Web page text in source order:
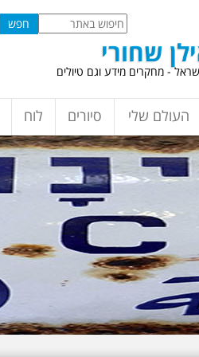
שחורי
- מחקרים מידע וגם טיולים
העולם שלי סיורים לוח